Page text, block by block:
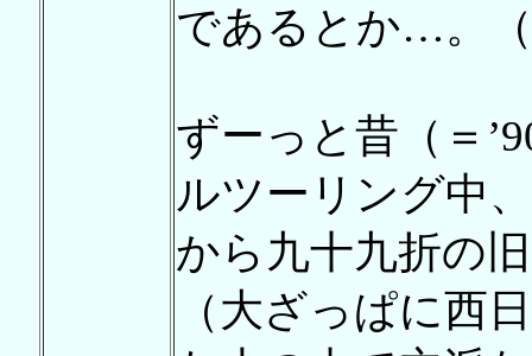
であるとか…。
ずーっと昔（＝
ルツーリング中
から九十九折の
（大ざっぱに西